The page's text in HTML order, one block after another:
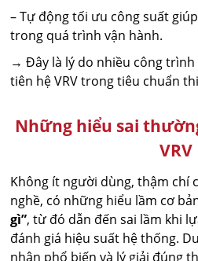
– Tự động tối ưu công suất
trong quá trình vận hành.
→ Đây là lý do nhiều công trình
tiên hệ VRV trong tiêu chuẩn
Những hiểu sai
VRV
Không ít người dùng, thậm chí
nghề, có những hiểu lầm cơ
gì”, từ đó dẫn đến sai lầm khi
đánh giá hiệu suất hệ thống.
nhận phổ biến và lý giải đúng